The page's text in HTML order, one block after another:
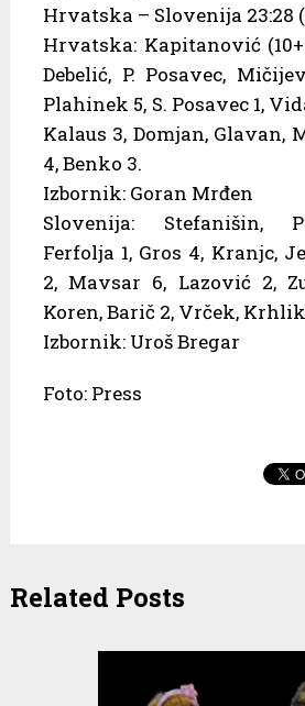
Hrvatska – Slovenija 23:28
Hrvatska: Kapitanović
Debelić, P. Posavec,
Plahinek 5, S. Posavec 1,
Kalaus 3, Domjan, Glavan,
4, Benko 3.
Izbornik: Goran Mrđen
Slovenija: Stefanišin,
Ferfolja 1, Gros 4, Kranjc,
2, Mavsar 6, Lazović 2,
Koren, Barič 2, Vrček,
Izbornik: Uroš Bregar
Foto: Press
Related Posts